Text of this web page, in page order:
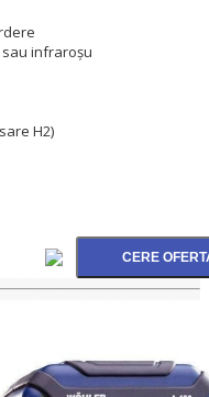
sau infraroșu
H2)